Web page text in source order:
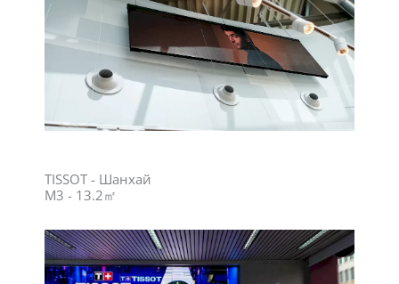
TISSOT - Шанхай
M3 - 13.2㎡